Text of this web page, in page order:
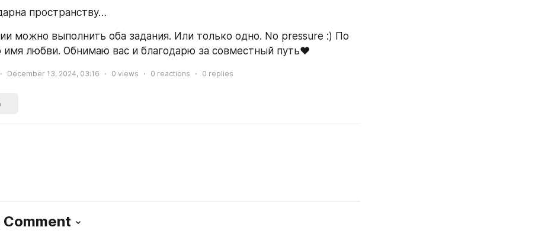
пространству…
можно выполнить оба задания. Или только одно. No pressure :) По
имя любви. Обнимаю вас и благодарю за совместный путь❤️
December 13, 2024, 03:16 0 views 0 reactions 0 replies
Comment